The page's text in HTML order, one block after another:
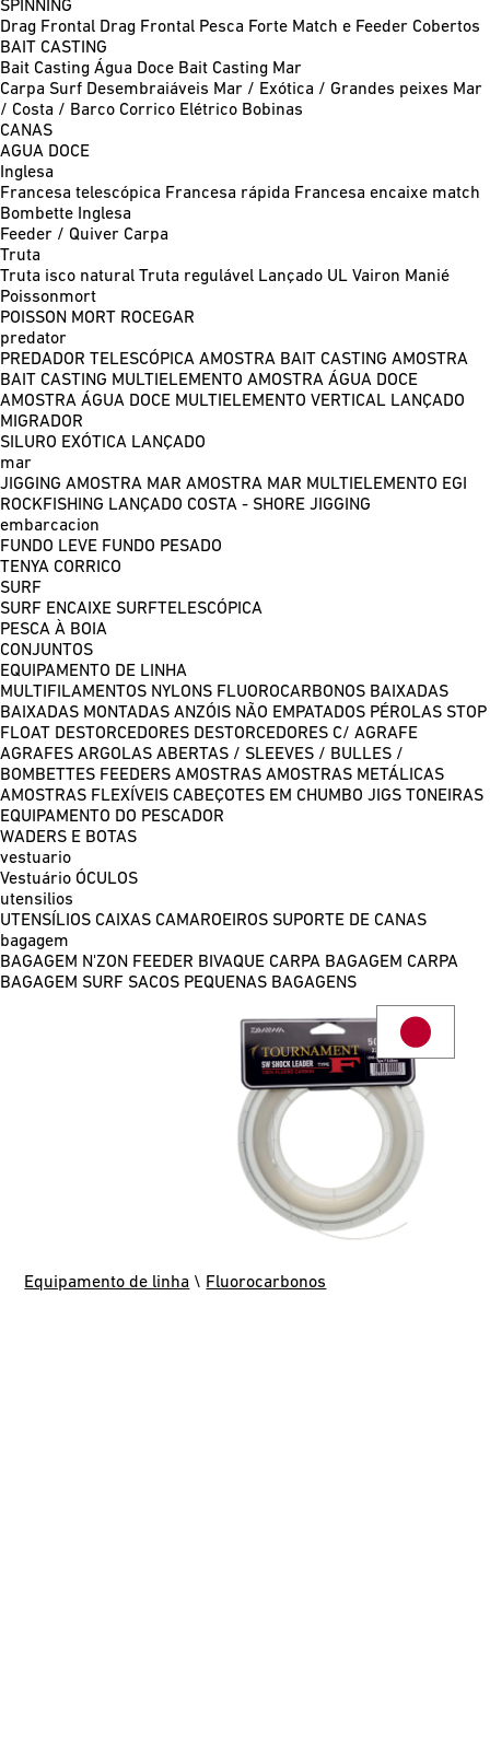
SPINNING
Drag Frontal Drag Frontal Pesca Forte Match e Feeder Cobertos
BAIT CASTING
Bait Casting Água Doce Bait Casting Mar
Carpa Surf Desembraiáveis Mar / Exótica / Grandes peixes Mar
/ Costa / Barco Corrico Elétrico Bobinas
CANAS
AGUA DOCE
Inglesa
Francesa telescópica Francesa rápida Francesa encaixe match
Bombette Inglesa
Feeder / Quiver Carpa
Truta
Truta isco natural Truta regulável Lançado UL Vairon Manié
Poissonmort
POISSON MORT ROCEGAR
predator
PREDADOR TELESCÓPICA AMOSTRA BAIT CASTING AMOSTRA
BAIT CASTING MULTIELEMENTO AMOSTRA ÁGUA DOCE
AMOSTRA ÁGUA DOCE MULTIELEMENTO VERTICAL LANÇADO
MIGRADOR
SILURO EXÓTICA LANÇADO
mar
JIGGING AMOSTRA MAR AMOSTRA MAR MULTIELEMENTO EGI
ROCKFISHING LANÇADO COSTA - SHORE JIGGING
embarcacion
FUNDO LEVE FUNDO PESADO
TENYA CORRICO
SURF
SURF ENCAIXE SURFTELESCÓPICA
PESCA À BOIA
CONJUNTOS
EQUIPAMENTO DE LINHA
MULTIFILAMENTOS NYLONS FLUOROCARBONOS BAIXADAS
BAIXADAS MONTADAS ANZÓIS NÃO EMPATADOS PÉROLAS STOP
FLOAT DESTORCEDORES DESTORCEDORES C/ AGRAFE
AGRAFES ARGOLAS ABERTAS / SLEEVES / BULLES /
BOMBETTES FEEDERS AMOSTRAS AMOSTRAS METÁLICAS
AMOSTRAS FLEXÍVEIS CABEÇOTES EM CHUMBO JIGS TONEIRAS
EQUIPAMENTO DO PESCADOR
WADERS E BOTAS
vestuario
Vestuário ÓCULOS
utensilios
UTENSÍLIOS CAIXAS CAMAROEIROS SUPORTE DE CANAS
bagagem
BAGAGEM N'ZON FEEDER BIVAQUE CARPA BAGAGEM CARPA
BAGAGEM SURF SACOS PEQUENAS BAGAGENS
Equipamento de linha \ Fluorocarbonos